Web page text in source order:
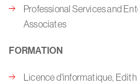
Professional Services and
Associates
FORMATION
Licence d'informatique,